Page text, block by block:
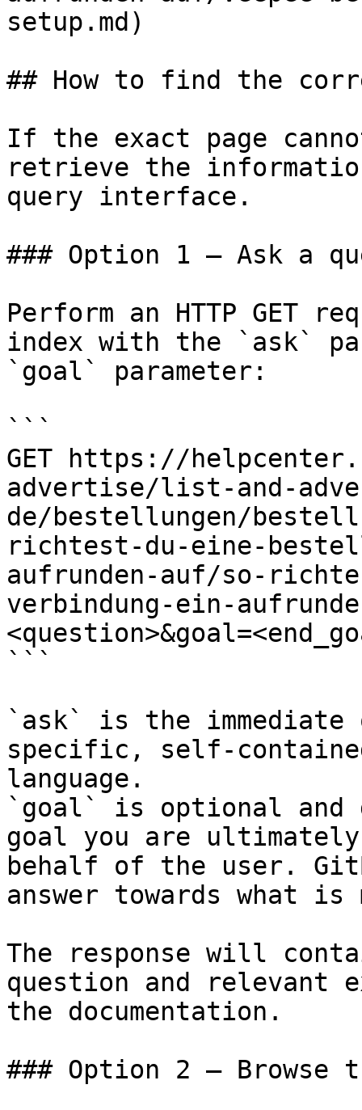
setup.md)
## How to find the
If the exact page
retrieve the
query interface.
### Option 1 — Ask a
Perform an HTTP GET
index with the `ask`
`goal` parameter:
```
GET https://
advertise/list-and-
de/bestellungen/
richtest-du-eine-
aufrunden-auf/so-
verbindung-ein-
```
`ask` is the
specific, self-
language.
`goal` is optional and
goal you are
behalf of the user.
answer towards what
The response will
question and relevant
the documentation.
### Option 2 — Browse